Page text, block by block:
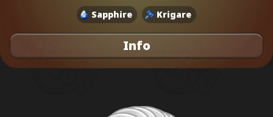
Sapphire Krigare
Info